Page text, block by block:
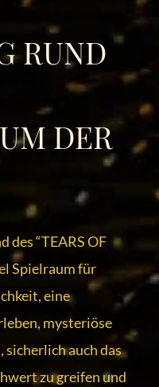
RUND
DER
des “TEARS OF
Spielraum für
eine
mysteriöse
auch das
zu greifen und